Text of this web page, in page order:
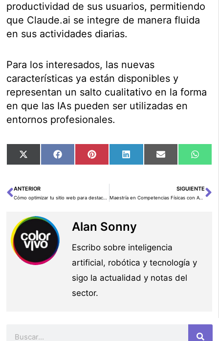
productividad de sus usuarios, permitiendo
que Claude.ai se integre de manera fluida
en sus actividades diarias.
Para los interesados, las nuevas
características ya están disponibles y
representan un salto cualitativo en la forma
en que las IAs pueden ser utilizadas en
entornos profesionales.
Compartir
en
X
Compartir
en
FacebookCompartir
en
PinterestCompartir
en
LinkedInCompartir
en
Email
en
Ant
ANTERIOR SIGUIENTE
Maestría en Competencias Físicas con AWS DeepRacer
Alan Sonny
Escribo sobre inteligencia
artificial, robótica y tecnología y
sigo la actualidad y notas del
sector.